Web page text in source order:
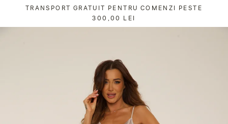
conținut
TRANSPORT GRATUIT PENTRU COMENZI PESTE
300,00 LEI